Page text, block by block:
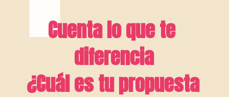
Cuenta lo que te
diferencia
¿Cuál es tu propuesta